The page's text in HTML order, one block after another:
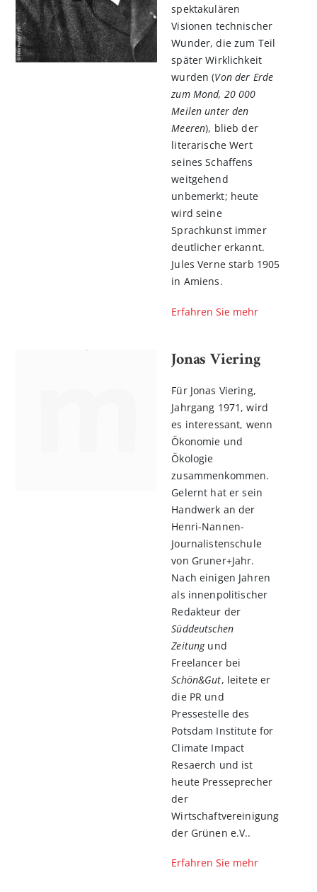
spektakulären
Visionen technischer
Wunder, die zum Teil
später Wirklichkeit
wurden (Von der Erde
zum Mond, 20 000
Meilen unter den
Meeren), blieb der
literarische Wert
seines Schaffens
weitgehend
unbemerkt; heute
wird seine
Sprachkunst immer
deutlicher erkannt.
Jules Verne starb 1905
in Amiens.
Erfahren Sie mehr
Jonas Viering
Für Jonas Viering,
Jahrgang 1971, wird
es interessant, wenn
Ökonomie und
Ökologie
zusammenkommen.
Gelernt hat er sein
Handwerk an der
Henri-Nannen-
Journalistenschule
von Gruner+Jahr.
Nach einigen Jahren
als innenpolitischer
Redakteur der
Süddeutschen
Zeitungund
Freelancer bei
Schön&Gut, leitete er
die PR und
Pressestelle des
Potsdam Institute for
Climate Impact
Resaerch und ist
heute Presseprecher
der
Wirtschaftvereinigung
der Grünen e.V..
Erfahren Sie mehr